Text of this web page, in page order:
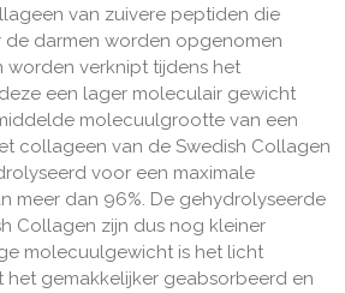
van zuivere peptiden die
darmen worden opgenomen
verknipt tijdens het
een lager moleculair gewicht
molecuulgrootte van een
collageen van de Swedish Collagen
voor een maximale
meer dan 96%. De gehydrolyseerde
Collagen zijn dus nog kleiner
molecuulgewicht is het licht
gemakkelijker geabsorbeerd en